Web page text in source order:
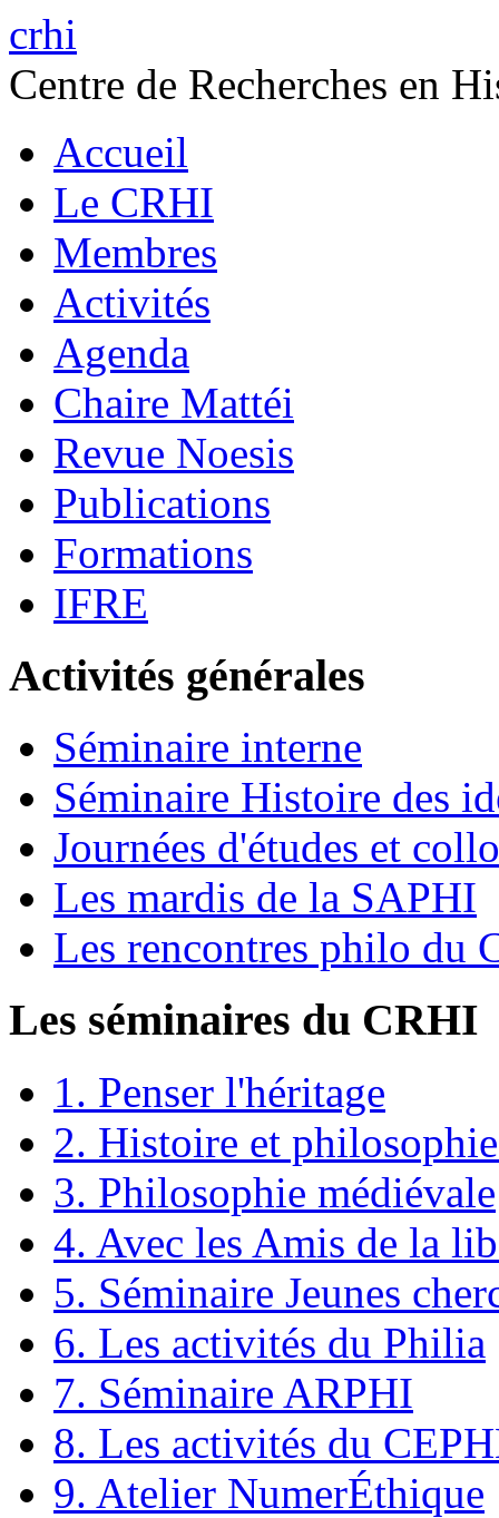
crhi
Centre de Recherches en
Accueil
Le CRHI
Membres
Activités
Agenda
Chaire Mattéi
Revue Noesis
Publications
Formations
IFRE
Activités générales
Séminaire interne
Séminaire Histoire des
Journées d'études et
Les mardis de la SAPHI
Les rencontres philo du
Les séminaires du CRHI
1. Penser l'héritage
2. Histoire et philosophie
3. Philosophie médiévale
4. Avec les Amis de la
5. Séminaire Jeunes
6. Les activités du Philia
7. Séminaire ARPHI
8. Les activités du
9. Atelier NumerÉthique